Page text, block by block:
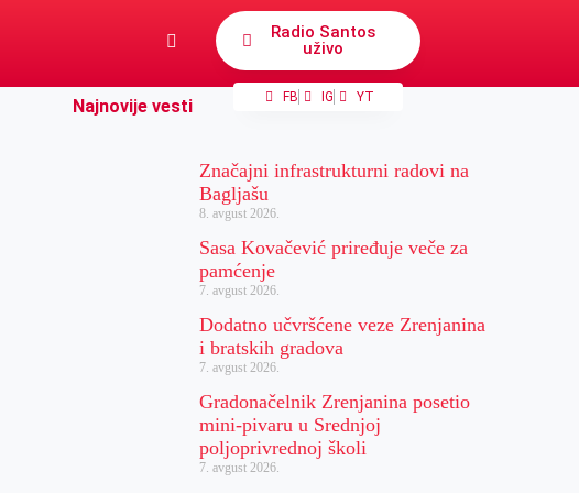
Radio Santos
uživo
FB IG YT
Najnovije vesti
Značajni infrastrukturni radovi na
Bagljašu
8. avgust 2026.
Sasa Kovačević priređuje veče za
pamćenje
7. avgust 2026.
Dodatno učvršćene veze Zrenjanina
i bratskih gradova
7. avgust 2026.
Gradonačelnik Zrenjanina posetio
mini-pivaru u Srednjoj
poljoprivrednoj školi
7. avgust 2026.